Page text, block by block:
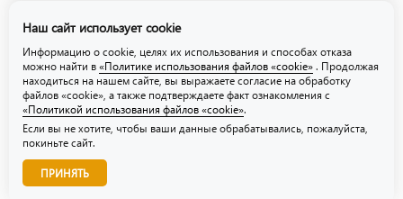
Политика использования файлов «cookie»
Звоните нам!
Наш сайт использует cookie
Информацию о cookie, целях их использования и способах отказа
можно найти в «Политике использования файлов «cookie» . Продолжая
находиться на нашем сайте, вы выражаете согласие на обработку
файлов «cookie», а также подтверждаете факт ознакомления с
«Политикой использования файлов «cookie».
Если вы не хотите, чтобы ваши данные обрабатывались, пожалуйста,
покиньте сайт.
ПРИНЯТЬ